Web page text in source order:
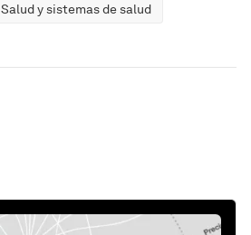
Salud y sistemas de salud